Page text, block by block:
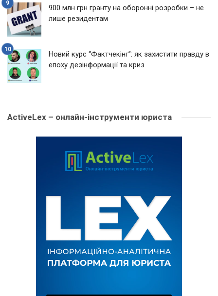
900 млн грн гранту на оборонні розробки – не
лише резидентам
Новий курс “Фактчекінг”: як захистити правду в
епоху дезінформації та криз
ActiveLex – онлайн-інструменти юриста